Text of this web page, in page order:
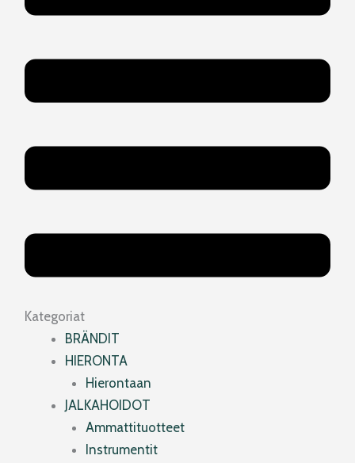
Kategoriat
BRÄNDIT
HIERONTA
Hierontaan
JALKAHOIDOT
Ammattituotteet
Instrumentit